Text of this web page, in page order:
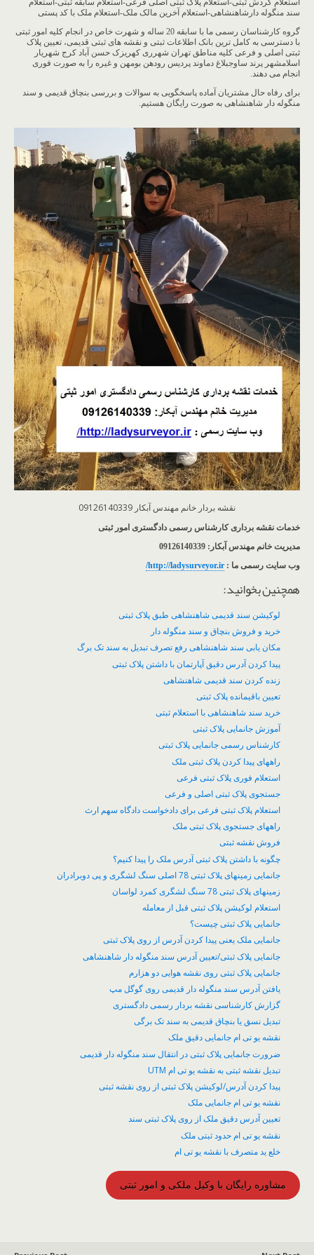
استعلام گردش ثبتی-استعلام پلاک ثبتی اصلی فرعی-استعلام سابقه ثبتی-استعلام
سند منگوله دارشاهنشاهی-استعلام آخرین مالک ملک-استعلام ملک با کد پستی
گروه کارشناسان رسمی ما با سابقه 20 ساله و شهرت خاص در انجام کلیه امور ثبتی
با دسترسی به کامل ترین بانک اطلاعات ثبتی و نقشه های ثبتی قدیمی، تعیین پلاک
ثبتی اصلی و فرعی کلیه مناطق تهران شهرری کهریزک حسن آباد کرج شهریار
اسلامشهر پرند ساوجبلاغ دماوند پردیس رودهن بومهن و غیره را به صورت فوری
انجام می دهند.
برای رفاه حال مشتریان آماده پاسخگویی به سوالات و بررسی بنچاق قدیمی و سند
منگوله دار شاهنشاهی به صورت رایگان هستیم.
نقشه بردار خانم مهندس آبکار 09126140339
خدمات نقشه برداری کارشناس رسمی دادگستری امور ثبتی
مدیریت خانم مهندس آبکار: 09126140339
وب سایت رسمی ما : http://ladysurveyor.ir/
همچنین بخوانید:
لوکیشن سند قدیمی شاهنشاهی طبق پلاک ثبتی
خرید و فروش بنچاق و سند منگوله دار
مکان یابی سند شاهنشاهی رفع تصرف تبدیل به سند تک برگ
پیدا کردن آدرس دقیق آپارتمان با داشتن پلاک ثبتی
زنده کردن سند قدیمی شاهنشاهی
تعیین باقیمانده پلاک ثبتی
خرید سند شاهنشاهی با استعلام ثبتی
آموزش جانمایی پلاک ثبتی
کارشناس رسمی جانمایی پلاک ثبتی
راههای پیدا کردن پلاک ثبتی ملک
استعلام فوری پلاک ثبتی فرعی
جستجوی پلاک ثبتی اصلی و فرعی
استعلام پلاک ثبتی فرعی برای دادخواست دادگاه سهم ارث
راههای جستجوی پلاک ثبتی ملک
فروش نقشه ثبتی
چگونه با داشتن پلاک ثبتی آدرس ملک را پیدا کنیم؟
جانمایی زمینهای پلاک ثبتی 78 اصلی سنگ لشگری و پی دوبرادران
زمینهای پلاک ثبتی 78 سنگ لشگری کمرد لواسان
​استعلام لوکیشن پلاک ثبتی قبل از معامله
جانمایی پلاک ثبتی چیست؟
جانمایی ملک یعنی پیدا کردن آدرس از روی پلاک ثبتی
جانمایی پلاک ثبتی/تعیین آدرس سند منگوله دار شاهنشاهی
جانمایی پلاک ثبتی روی نقشه هوایی دو هزارم
یافتن آدرس سند منگوله دار قدیمی روی گوگل مپ
گزارش کارشناسی نقشه بردار رسمی دادگستری
تبدیل نسق یا بنچاق قدیمی به سند تک برگی
نقشه یو تی ام جانمایی دقیق ملک
ضرورت جانمایی پلاک ثبتی در انتقال سند منگوله دار قدیمی
تبدیل نقشه ثبتی به نقشه یو تی ام UTM
پیدا کردن آدرس/لوکیشن پلاک ثبتی از روی نقشه ثبتی
نقشه یو تی ام جانمایی ملک
تعیین آدرس دقیق ملک از روی پلاک ثبتی سند
نقشه یو تی ام حدود ثبتی ملک
خلع ید متصرف با نقشه یو تی ام
مشاوره رایگان با وکیل ملکی و امور ثبتی